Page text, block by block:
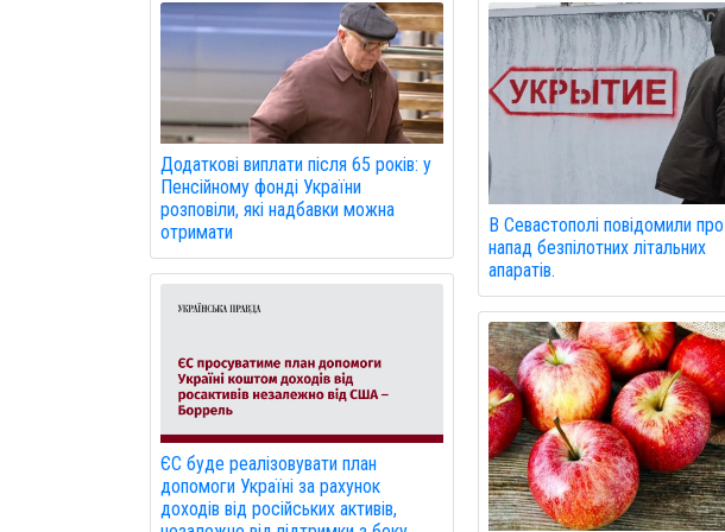
Додаткові виплати після 65 років: у
Пенсійному фонді України
розповіли, які надбавки можна
отримати
ЄС буде реалізовувати план
допомоги Україні за рахунок
доходів від російських активів,
В Севастополі повідомили про
напад безпілотних літальних
апаратів.